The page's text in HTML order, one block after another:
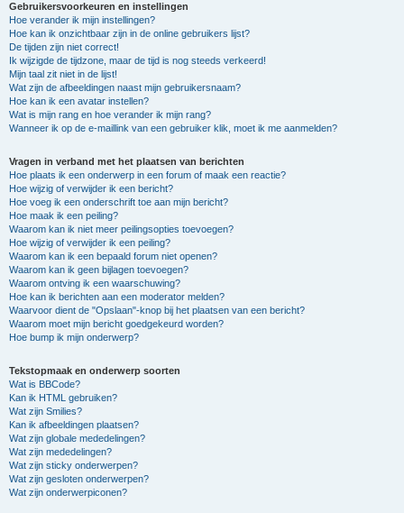
Gebruikersvoorkeuren en instellingen
Hoe verander ik mijn instellingen?
Hoe kan ik onzichtbaar zijn in de online gebruikers lijst?
De tijden zijn niet correct!
Ik wijzigde de tijdzone, maar de tijd is nog steeds verkeerd!
Mijn taal zit niet in de lijst!
Wat zijn de afbeeldingen naast mijn gebruikersnaam?
Hoe kan ik een avatar instellen?
Wat is mijn rang en hoe verander ik mijn rang?
Wanneer ik op de e-maillink van een gebruiker klik, moet ik me aanmelden?
Vragen in verband met het plaatsen van berichten
Hoe plaats ik een onderwerp in een forum of maak een reactie?
Hoe wijzig of verwijder ik een bericht?
Hoe voeg ik een onderschrift toe aan mijn bericht?
Hoe maak ik een peiling?
Waarom kan ik niet meer peilingsopties toevoegen?
Hoe wijzig of verwijder ik een peiling?
Waarom kan ik een bepaald forum niet openen?
Waarom kan ik geen bijlagen toevoegen?
Waarom ontving ik een waarschuwing?
Hoe kan ik berichten aan een moderator melden?
Waarvoor dient de "Opslaan"-knop bij het plaatsen van een bericht?
Waarom moet mijn bericht goedgekeurd worden?
Hoe bump ik mijn onderwerp?
Tekstopmaak en onderwerp soorten
Wat is BBCode?
Kan ik HTML gebruiken?
Wat zijn Smilies?
Kan ik afbeeldingen plaatsen?
Wat zijn globale mededelingen?
Wat zijn mededelingen?
Wat zijn sticky onderwerpen?
Wat zijn gesloten onderwerpen?
Wat zijn onderwerpiconen?